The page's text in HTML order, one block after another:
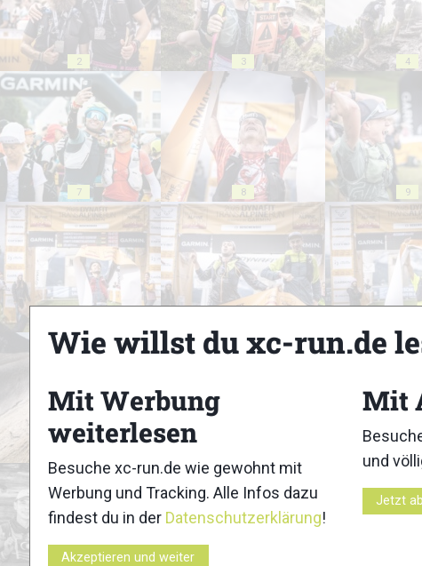
2 3 4
7 8 9
19
Wie willst du xc-run.de
Mit Werbung
weiterlesen
Besuche xc-run.de wie gewohnt mit
Werbung und Tracking. Alle Infos dazu
findest du in der Datenschutzerklärung!
Akzeptieren und weiter
Mit
und
Jetzt